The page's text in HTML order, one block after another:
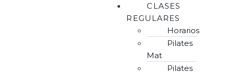
CLASES
REGULARES
Horarios
Pilates
Mat
Pilates